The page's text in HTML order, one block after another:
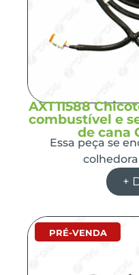
AXT11588
combustível e
de cana
Essa peça se
+
PRÉ-VENDA